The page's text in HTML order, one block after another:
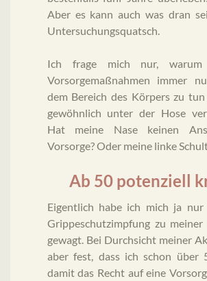
Aber es kann auch was dran
Untersuchungsquatsch.
Ich frage mich nur,
Vorsorgemaßnahmen immer
dem Bereich des Körpers zu
gewöhnlich unter der Hose
Hat meine Nase keinen
Vorsorge? Oder meine linke
Ab 50 potenziell
Eigentlich habe ich mich ja nur
Grippeschutzimpfung zu meiner
gewagt. Bei Durchsicht meiner
aber fest, dass ich schon über
damit das Recht auf eine